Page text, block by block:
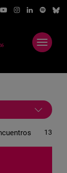
Abrir
menú
13